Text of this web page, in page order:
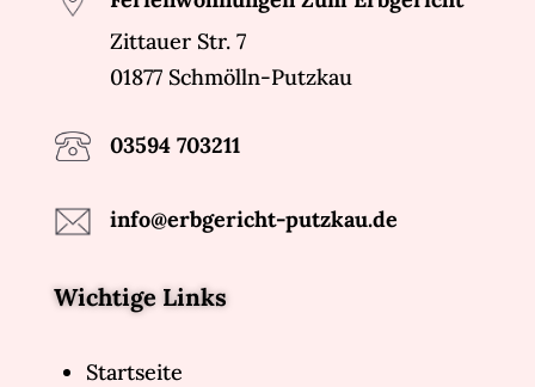
Zittauer Str. 7
01877 Schmölln-Putzkau
03594 703211
info@erbgericht-putzkau.de
Wichtige Links
Startseite